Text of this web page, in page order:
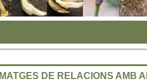
IMATGES DE RELACIONS AMB